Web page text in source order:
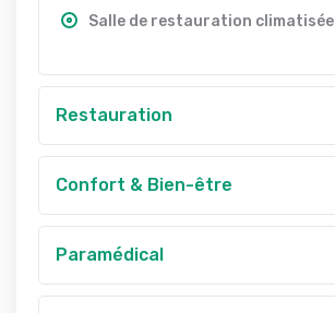
Salle de restauration climatisée
Restauration
Confort & Bien-être
Paramédical